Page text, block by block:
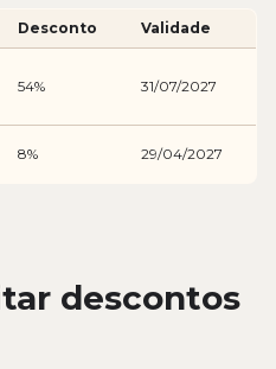
Desconto Validade
54% 31/07/2027
8% 29/04/2027
descontos